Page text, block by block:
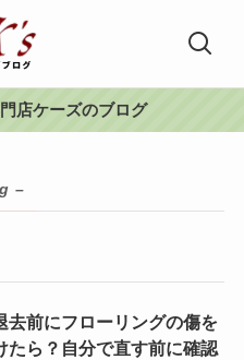
店ケーズのブログ
–
去前にフローリングの傷を
たら？自分で直す前に確認